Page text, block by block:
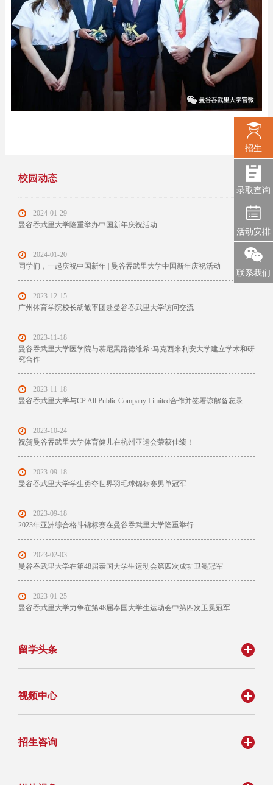
校园动态
2024-01-29
曼谷吞武里大学隆重举办中国新年庆祝活动
2024-01-20
同学们，一起庆祝中国新年 | 曼谷吞武里大学中国新年庆祝活动
2023-12-15
广州体育学院校长胡敏率团赴曼谷吞武里大学访问交流
2023-11-18
曼谷吞武里大学医学院与慕尼黑路德维希·马克西米利安大学建立学术和研
究合作
2023-11-18
曼谷吞武里大学与CP All Public Company Limited合作并签署谅解备忘录
2023-10-24
祝贺曼谷吞武里大学体育健儿在杭州亚运会荣获佳绩！
2023-09-18
曼谷吞武里大学学生勇夺世界羽毛球锦标赛男单冠军
2023-09-18
2023年亚洲综合格斗锦标赛在曼谷吞武里大学隆重举行
2023-02-03
曼谷吞武里大学在第48届泰国大学生运动会第四次成功卫冕冠军
2023-01-25
曼谷吞武里大学力争在第48届泰国大学生运动会中第四次卫冕冠军
留学头条
视频中心
招生咨询
招生
录取查询
活动安排
联系我们